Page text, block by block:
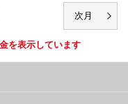
を表示しています